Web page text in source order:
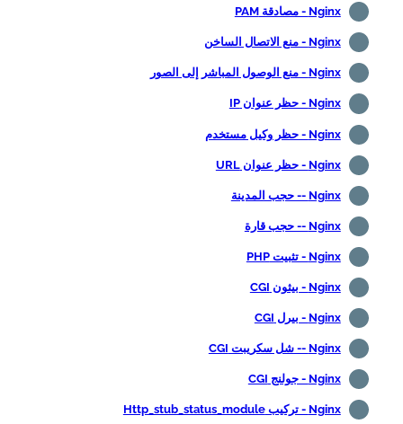
Nginx - مصادقة PAM
Nginx - منع الاتصال الساخن
Nginx - منع الوصول المباشر إلى الصور
Nginx - حظر عنوان IP
Nginx - حظر وكيل مستخدم
Nginx - حظر عنوان URL
Nginx -- حجب المدينة
Nginx -- حجب قارة
Nginx - تثبيت PHP
Nginx - بيثون CGI
Nginx - بيرل CGI
Nginx -- شل سكريبت CGI
Nginx - جولنج CGI
Nginx - تركيب Http_stub_status_module